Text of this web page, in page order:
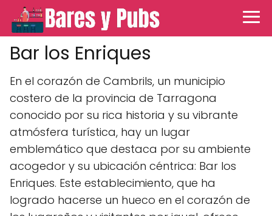
Bar los Enriques
En el corazón de Cambrils, un municipio
costero de la provincia de Tarragona
conocido por su rica historia y su vibrante
atmósfera turística, hay un lugar
emblemático que destaca por su ambiente
acogedor y su ubicación céntrica: Bar los
Enriques. Este establecimiento, que ha
logrado hacerse un hueco en el corazón de